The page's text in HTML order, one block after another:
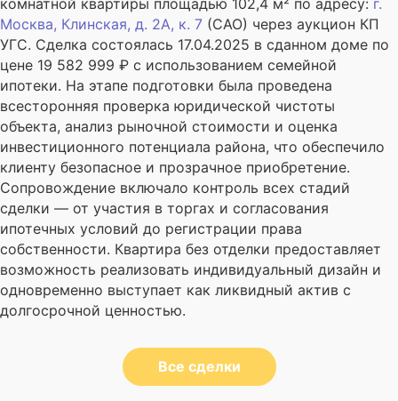
комнатной квартиры площадью 102,4 м² по адресу: г.
Москва, Клинская, д. 2А, к. 7 (САО) через аукцион КП
УГС. Сделка состоялась 17.04.2025 в сданном доме по
цене 19 582 999 ₽ с использованием семейной
ипотеки. На этапе подготовки была проведена
всесторонняя проверка юридической чистоты
объекта, анализ рыночной стоимости и оценка
инвестиционного потенциала района, что обеспечило
клиенту безопасное и прозрачное приобретение.
Сопровождение включало контроль всех стадий
сделки — от участия в торгах и согласования
ипотечных условий до регистрации права
собственности. Квартира без отделки предоставляет
возможность реализовать индивидуальный дизайн и
одновременно выступает как ликвидный актив с
долгосрочной ценностью.
Все сделки